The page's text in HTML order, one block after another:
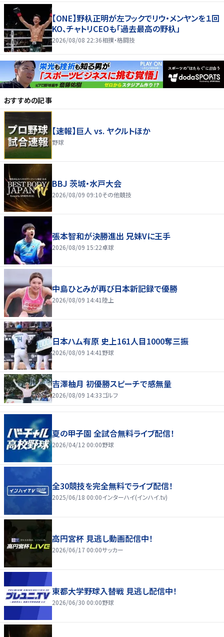
【ONE】野杁正明が左フックでリウ・メンヤンを１回
KO、チャトリCEOも「過去最高の野杁」
2026/08/08 22:36相撲・格闘技
おすすめの記事
【速報】巨人 vs. ヤクルトほか
野球
BBJ 茨城・水戸大会
2026/08/09 09:10その他競技
張本智和が決勝進出 兄妹Vに王手
2026/08/09 15:22卓球
中島ひとみが再び日本新記録で優勝
2026/08/09 14:41 陸上
日本ハム有原 史上161人目1000奪三振
2026/08/09 14:41 野球
吉澤柚月 初優勝スピーチで感無量
2026/08/09 14:33ゴルフ
夏の甲子園 全試合無料ライブ配信！
2026/04/12 00:00野球
全30競技を完全無料でライブ配信！
2025/06/18 00:00インターハイ(インハイ.tv)
高円宮杯 見逃し動画配信中！
2026/06/17 00:00サッカー
東都大学野球入替戦 見逃し配信中！
2026/06/30 00:00野球